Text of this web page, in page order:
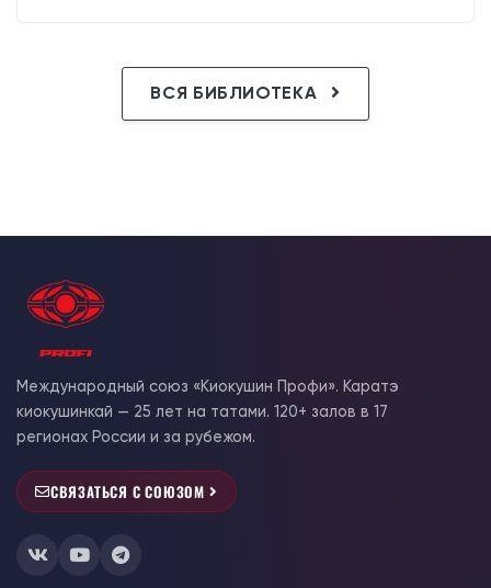
ВСЯ БИБЛИОТЕКА
Международный союз «Киокушин Профи». Каратэ
киокушинкай — 25 лет на татами. 120+ залов в 17
регионах России и за рубежом.
СВЯЗАТЬСЯ С СОЮЗОМ